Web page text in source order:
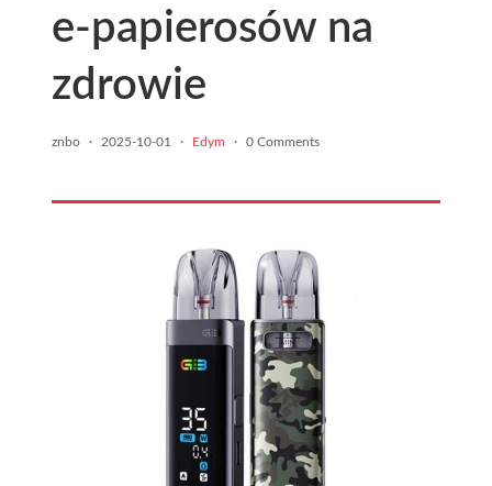
e-papierosów na
zdrowie
znbo · 2025-10-01 · Edym · 0 Comments